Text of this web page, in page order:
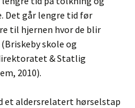
Det går lengre tid før
til hjernen hvor de blir
skole og
& Statlig
2010).
et aldersrelatert hørselstap